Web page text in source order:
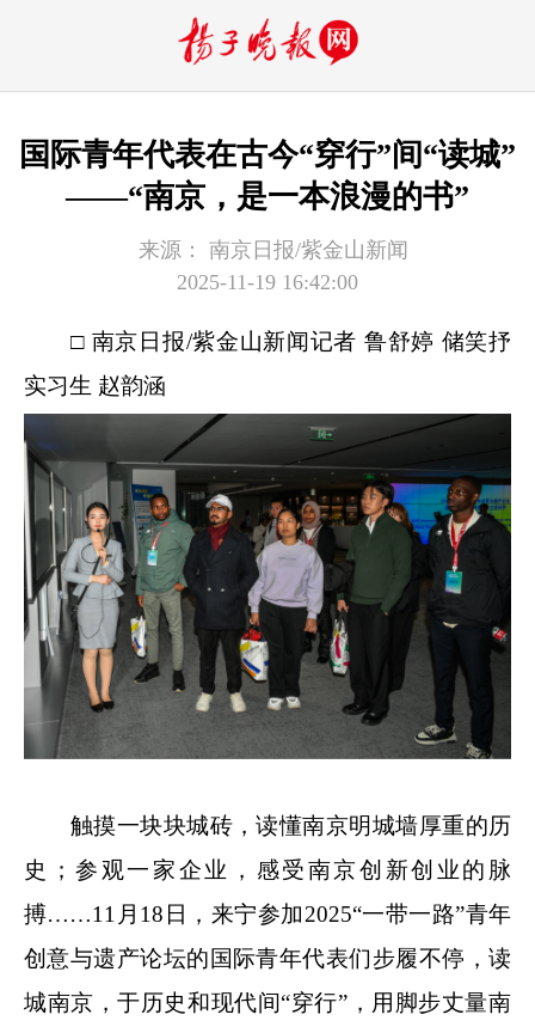
国际青年代表在古今“穿行”间“读城”
——“南京，是一本浪漫的书”
来源：
南京日报/紫金山新闻
2025-11-19 16:42:00
□ 南京日报/紫金山新闻记者 鲁舒婷 储笑抒
实习生 赵韵涵
触摸一块块城砖，读懂南京明城墙厚重的历
史；参观一家企业，感受南京创新创业的脉
搏……11月18日，来宁参加2025“一带一路”青年
创意与遗产论坛的国际青年代表们步履不停，读
城南京，于历史和现代间“穿行”，用脚步丈量南